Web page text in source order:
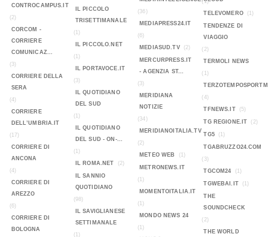
CONTROCAMPUS.IT
(2)
CORCOM -
CORRIERE
COMUNICAZ...
(3)
CORRIERE DELLA
SERA
(4)
CORRIERE
DELL’UMBRIA.IT
(17)
CORRIERE DI
ANCONA
(4)
CORRIERE DI
AREZZO
(6)
CORRIERE DI
BOLOGNA
IL PICCOLO
TRISETTIMANALE
(1)
IL PICCOLO.NET
(1)
IL PORTAVOCE.IT
(3)
IL QUOTIDIANO
DEL SUD
(1)
IL QUOTIDIANO
DEL SUD - ON-...
(1)
IL ROMA.NET
(2)
IL SANNIO
QUOTIDIANO
(98)
IL SAVIGLIANESE
SETTIMANALE
(1)
(36)
MEDIAPRESS24.IT
(6)
MEDIASUD.TV
(2)
MERCURPRESS.IT
- AGENZIA ST...
(3)
MERIDIANA
NOTIZIE
(34)
MERIDIANOITALIA.TV
(2)
METEO WEB
(1)
METRONEWS.IT
(1)
MOMENTOITALIA.IT
(1)
MONDO NEWS 24
(1)
(1)
TELEVOMERO
(1)
TENDENZE DI
VIAGGIO
(2)
TERMOLI NEWS
(1)
(4)
TFNEWS.IT
(5)
TG REGIONE.IT (2)
TG5 (1)
TGABRUZZO24.COM
(3)
TGCOM24
(1)
TGWEBAI.IT (1)
THE
SOUNDCHECK
(2)
THE WORLD